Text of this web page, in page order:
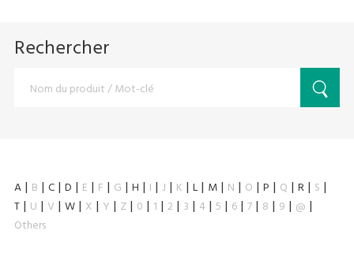
Rechercher
A B C D E F G H I J K L M N O P Q R
S
T
U V W X Y Z 0 1 2 3 4 5 6 7 8 9
@
Others